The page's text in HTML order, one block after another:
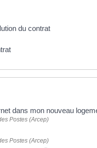
du contrat
dans mon nouveau
Postes (Arcep)
Postes (Arcep)